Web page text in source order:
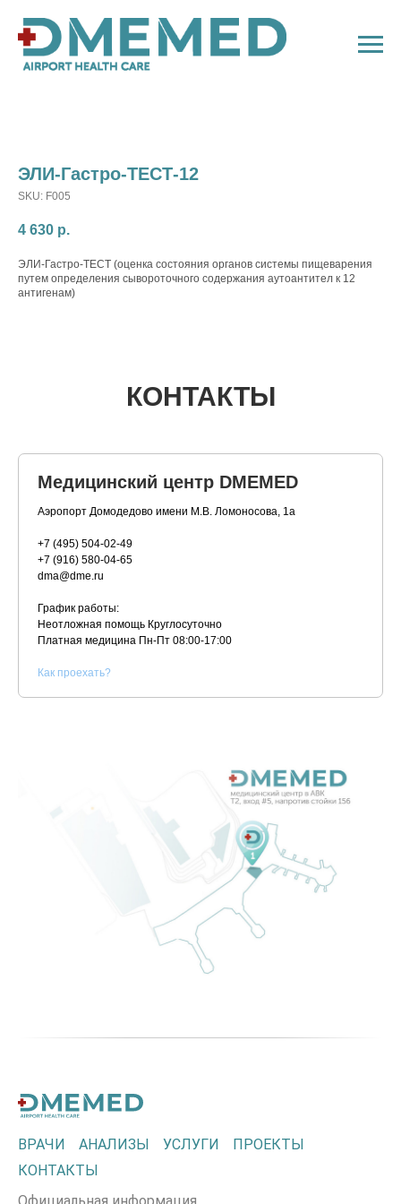
ЭЛИ-Гастро-ТЕСТ-12
SKU: F005
4 630 р.
ЭЛИ-Гастро-ТЕСТ (оценка состояния органов системы пищеварения
путем определения сывороточного содержания аутоантител к 12
антигенам)
КОНТАКТЫ
Медицинский центр DMEMED
Аэропорт Домодедово имени М.В. Ломоносова, 1а
+7 (495) 504-02-49
+7 (916) 580-04-65
dma@dme.ru
График работы:
Неотложная помощь Круглосуточно
Платная медицина Пн-Пт 08:00-17:00
Как проехать?
ВРАЧИ АНАЛИЗЫ УСЛУГИ
ПРОЕКТЫ
КОНТАКТЫ